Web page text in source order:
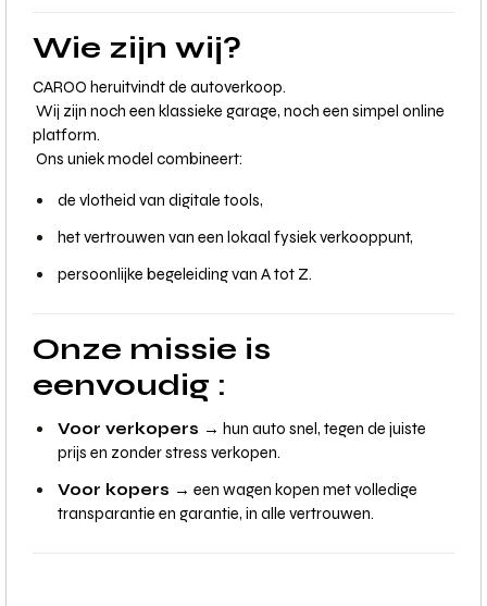
Wie zijn wij?
CAROO heruitvindt de autoverkoop.
Wij zijn noch een klassieke garage, noch een simpel online
platform.
Ons uniek model combineert:
de vlotheid van digitale tools,
het vertrouwen van een lokaal fysiek verkooppunt,
persoonlijke begeleiding van A tot Z.
Onze missie is
eenvoudig :
Voor verkopers → hun auto snel, tegen de juiste
prijs en zonder stress verkopen.
Voor kopers → een wagen kopen met volledige
transparantie en garantie, in alle vertrouwen.